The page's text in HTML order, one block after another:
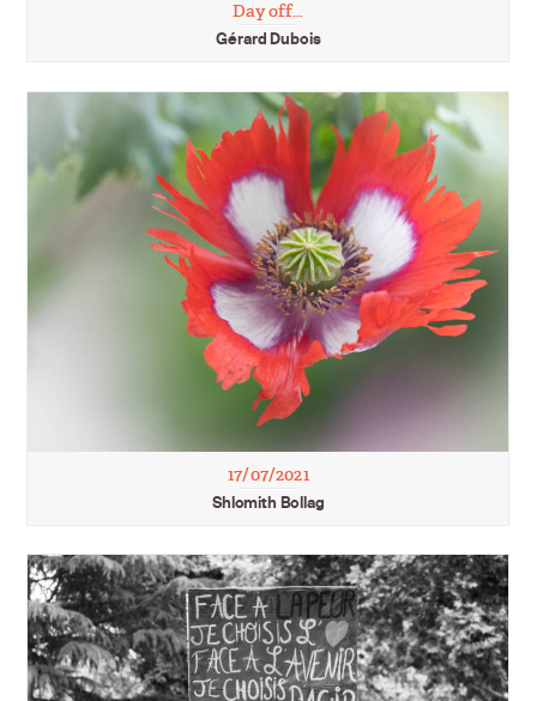
Day off…
Gérard Dubois
17/07/2021
Shlomith Bollag